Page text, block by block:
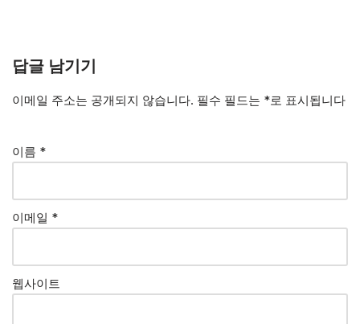
답글 남기기
이메일 주소는 공개되지 않습니다. 필수 필드는 *로 표시됩니다
이름 *
이메일 *
웹사이트